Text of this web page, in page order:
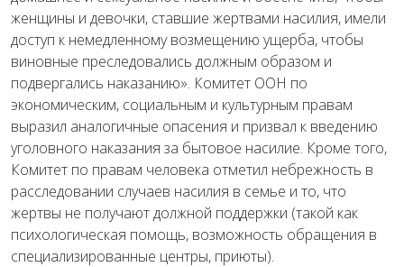
женщины и девочки, ставшие жертвами насилия, имели
доступ к немедленному возмещению ущерба, чтобы
виновные преследовались должным образом и
подвергались наказанию». Комитет ООН по
экономическим, социальным и культурным правам
выразил аналогичные опасения и призвал к введению
уголовного наказания за бытовое насилие. Кроме того,
Комитет по правам человека отметил небрежность в
расследовании случаев насилия в семье и то, что
жертвы не получают должной поддержки (такой как
психологическая помощь, возможность обращения в
специализированные центры, приюты).